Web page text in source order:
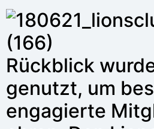
Rückblick
genutzt, um
engagierte